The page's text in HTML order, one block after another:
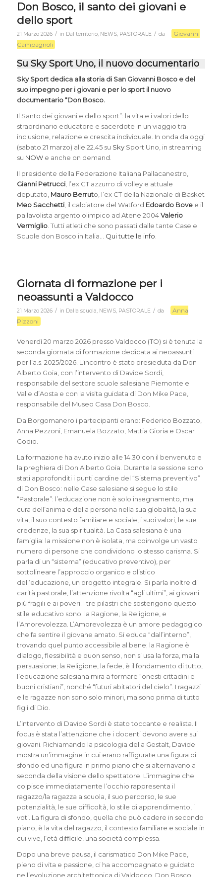
Don Bosco, il santo dei giovani e
dello sport
21 Marzo 2026 / in Dal territorio, NEWS, PASTORALE / da
Giovanni
Campagnoli
Su Sky Sport Uno, il nuovo documentario
Sky Sport dedica alla storia di San Giovanni Bosco e del
suo impegno per i giovani e per lo sport il nuovo
documentario “Don Bosco.
Il Santo dei giovani e dello sport”: la vita e i valori dello
straordinario educatore e sacerdote in un viaggio tra
inclusione, relazione e crescita individuale. In onda da oggi
(sabato 21 marzo) alle 22.45 su SkySport Uno, in streaming
su NOWe anche on demand.
Il presidente della Federazione Italiana Pallacanestro,
Gianni Petrucci, l’ex CT azzurro di volley e attuale
deputato, Mauro Berruto, l’ex CT della Nazionale di Basket
Meo Sacchetti, il calciatore del Watford Edoardo Bovee il
pallavolista argento olimpico ad Atene 2004Valerio
Vermiglio. Tutti atleti che sono passati dalle tante Case e
Scuole don Bosco in Italia… Qui tutte le info.
Giornata di formazione per i
neoassunti a Valdocco
21 Marzo 2026 / in Dalla scuola, NEWS, PASTORALE / da
Anna
Pizzoni
Venerdì 20 marzo 2026 presso Valdocco (TO) si è tenuta la
seconda giornata di formazione dedicata ai neoassunti
per l’a.s. 2025/2026. L’incontro è stato presieduta da Don
Alberto Goia, con l’intervento di Davide Sordi,
responsabile del settore scuole salesiane Piemonte e
Valle d’Aosta e con la visita guidata di Don Mike Pace,
responsabile del Museo Casa Don Bosco.
Da Borgomanero i partecipanti erano: Federico Bozzato,
Anna Pezzoni, Emanuela Bozzato, Mattia Gioria e Oscar
Godio.
La formazione ha avuto inizio alle 14.30 con il benvenuto e
la preghiera di Don Alberto Goia. Durante la sessione sono
stati approfonditi i punti cardine del “Sistema preventivo”
di Don Bosco: nelle Case salesiane si segue lo stile
“Pastorale”: l’educazione non è solo insegnamento, ma
cura dell’anima e della persona nella sua globalità, la sua
vita, il suo contesto familiare e sociale, i suoi valori, le sue
credenze, la sua spiritualità. La Casa salesiana è una
famiglia: la missione non è isolata, ma coinvolge un vasto
numero di persone che condividono lo stesso carisma. Si
parla di un “sistema” (educativo preventivo), per
sottolineare l’approccio organico e olistico
dell’educazione, un progetto integrale. Si parla inoltre di
carità pastorale, l’attenzione rivolta “agli ultimi”, ai giovani
più fragili e ai poveri. I tre pilastri che sostengono questo
stile educativo sono: la Ragione, la Religione, e
l’Amorevolezza. L’Amorevolezza è un amore pedagogico
che fa sentire il giovane amato. Si educa “dall’interno”,
trovando quel punto accessibile al bene; la Ragione è
dialogo, flessibilità e buon senso, non si usa la forza, ma la
persuasione; la Religione, la fede, è il fondamento di tutto,
l’educazione salesiana mira a formare “onesti cittadini e
buoni cristiani”, nonché “futuri abitatori del cielo”. I ragazzi
e le ragazze non sono solo minori, ma sono prima di tutto
figli di Dio.
L’intervento di Davide Sordi è stato toccante e realista. Il
focus è stata l’attenzione che i docenti devono avere sui
giovani. Richiamando la psicologia della Gestalt, Davide
mostra un’immagine in cui erano raffigurate una figura di
sfondo ed una figura in primo piano che si alternavano a
seconda della visione dello spettatore. L’immagine che
colpisce immediatamente l’occhio rappresenta il
ragazzo/la ragazza a scuola, il suo percorso, le sue
potenzialità, le sue difficoltà, lo stile di apprendimento, i
voti. La figura di sfondo, quella che può cadere in secondo
piano, è la vita del ragazzo, il contesto familiare e sociale in
cui vive, l’età difficile, una società complessa.
Dopo una breve pausa, il carismatico Don Mike Pace,
pieno di vita e passione, ci ha accompagnato e guidato
nell’evoluzione architettonica di Valdocco. Don Bosco